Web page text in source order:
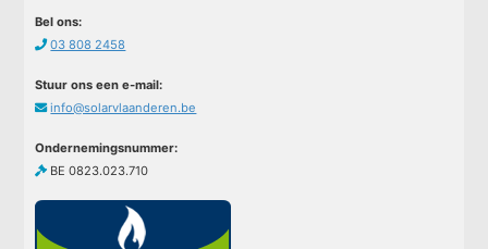
Bel ons:
03 808 2458
Stuur ons een e-mail:
info@solarvlaanderen.be
Ondernemingsnummer:
BE 0823.023.710